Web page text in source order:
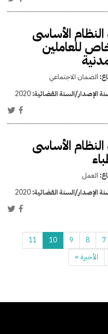
الأساسى
للعاملين
الضمان الاجتماعي
الإصدار/السنة القضائية:2020
الأساسى
العمل
الإصدار/السنة القضائية:2020
7
8
9
10
11
الأخيرة »